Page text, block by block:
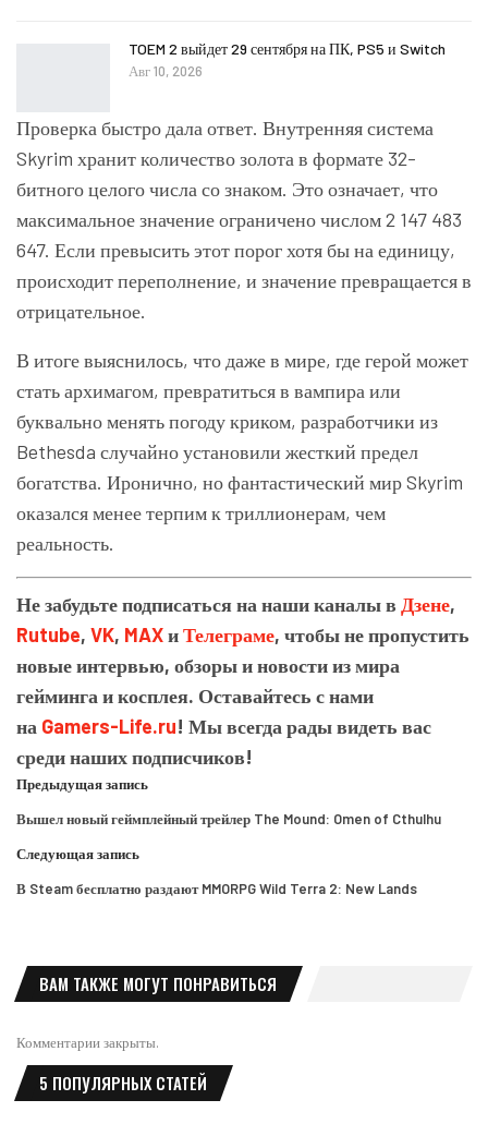
TOEM 2 выйдет 29 сентября на ПК, PS5 и Switch
Авг 10, 2026
Проверка быстро дала ответ. Внутренняя система
Skyrim хранит количество золота в формате 32-
битного целого числа со знаком. Это означает, что
максимальное значение ограничено числом 2 147 483
647. Если превысить этот порог хотя бы на единицу,
происходит переполнение, и значение превращается в
отрицательное.
В итоге выяснилось, что даже в мире, где герой может
стать архимагом, превратиться в вампира или
буквально менять погоду криком, разработчики из
Bethesda случайно установили жесткий предел
богатства. Иронично, но фантастический мир Skyrim
оказался менее терпим к триллионерам, чем
реальность.
Не забудьте подписаться на наши каналы в Дзене,
Rutube, VK, MAXиТелеграме, чтобы не пропустить
новые интервью, обзоры и новости из мира
гейминга и косплея. Оставайтесь с нами
на Gamers-Life.ru! Мы всегда рады видеть вас
среди наших подписчиков!
Предыдущая запись
Вышел новый геймплейный трейлер The Mound: Omen of Cthulhu
Следующая запись
В Steam бесплатно раздают MMORPG Wild Terra 2: New Lands
ВАМ ТАКЖЕ МОГУТ ПОНРАВИТЬСЯ
Комментарии закрыты.
5 ПОПУЛЯРНЫХ СТАТЕЙ